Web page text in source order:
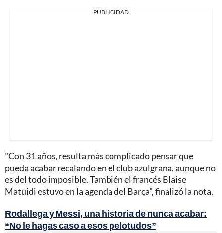
PUBLICIDAD
"Con 31 años, resulta más complicado pensar que
pueda acabar recalando en el club azulgrana, aunque no
es del todo imposible. También el francés Blaise
Matuidi estuvo en la agenda del Barça", finalizó la nota.
Rodallega y Messi, una historia de nunca acabar:
“No le hagas caso a esos pelotudos”